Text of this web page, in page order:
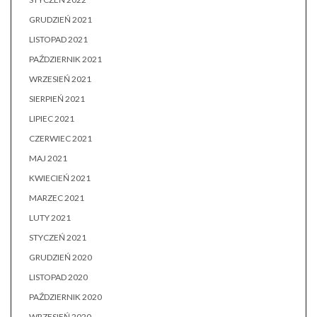
GRUDZIEŃ 2021
LISTOPAD 2021
PAŹDZIERNIK 2021
WRZESIEŃ 2021
SIERPIEŃ 2021
LIPIEC 2021
CZERWIEC 2021
MAJ 2021
KWIECIEŃ 2021
MARZEC 2021
LUTY 2021
STYCZEŃ 2021
GRUDZIEŃ 2020
LISTOPAD 2020
PAŹDZIERNIK 2020